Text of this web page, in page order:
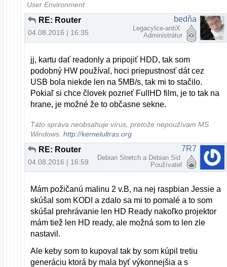
User Environment
RE: Router
04.08.2016 | 16:35
bedňa
LegacyIce-antiX
Administrátor
jj, kartu dať readonly a pripojiť HDD, tak som
podobný HW používal, hoci priepustnosť dát cez
USB bola niekde len na 5MB/s, tak mi to stačilo.
Pokiaľ si chce človek pozrieť FullHD film, je to tak na
hrane, je možné že to občasne sekne.
Táto správa neobsahuje vírus, pretože nepoužívam MS
Windows.http://kernelultras.org
RE: Router
04.08.2016 | 16:59
7R7
Debian Stretch a Debian Sid
Používateľ
Mám požičanú malinu 2 v.B, na nej raspbian Jessie a
skúšal som KODI a zdalo sa mi to pomalé a to som
skúšal prehrávanie len HD Ready nakoľko projektor
mám tiež len HD ready, ale možná som to len zle
nastavil.
Ale keby som to kupoval tak by som kúpil tretiu
generáciu ktorá by mala byť výkonnejšia a s